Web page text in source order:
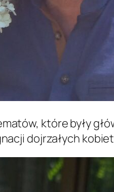
które były
dojrzałych